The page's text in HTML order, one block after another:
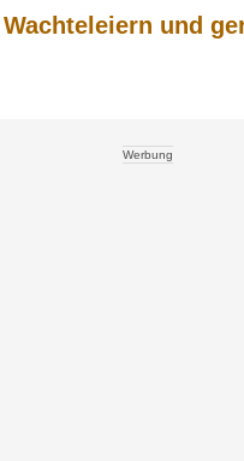
und
Werbung